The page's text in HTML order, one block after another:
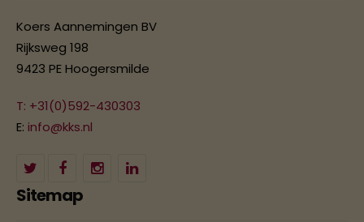
Koers Aannemingen BV
Rijksweg 198
9423 PE Hoogersmilde
T: +31(0)592-430303
E: info@kks.nl
Sitemap